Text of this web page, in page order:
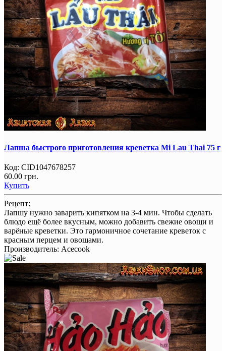
Лапша быстрого приготовления креветка Mi Lau Thai 75 г
Код: CID1047678257
60.00 грн.
Купить
Рецепт:
Лапшу нужно заварить кипятком на 3-4 мин. Чтобы сделать
блюдо ещё более вкусным, можно добавить свежие овощи и
варёные креветки. Это гармоничное сочетание креветок с
красным перцем и овощами.
Производитель: Acecook